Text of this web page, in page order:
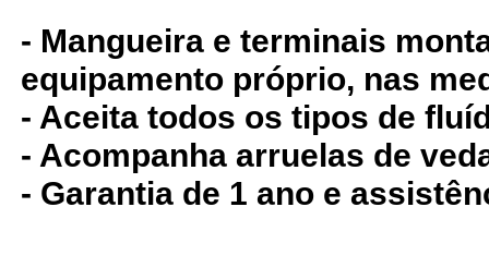
- Mangueira e terminais
equipamento próprio, nas
- Aceita todos os tipos de
- Acompanha arruelas de
- Garantia de 1 ano e